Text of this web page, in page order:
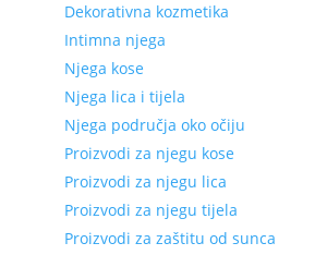
Dekorativna kozmetika
Intimna njega
Njega kose
Njega lica i tijela
Njega područja oko očiju
Proizvodi za njegu kose
Proizvodi za njegu lica
Proizvodi za njegu tijela
Proizvodi za zaštitu od sunca